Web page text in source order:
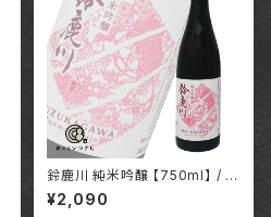
鈴鹿川 純米吟醸 【750ml】 / 三
重 清水三郎商店株式会社
¥2,090